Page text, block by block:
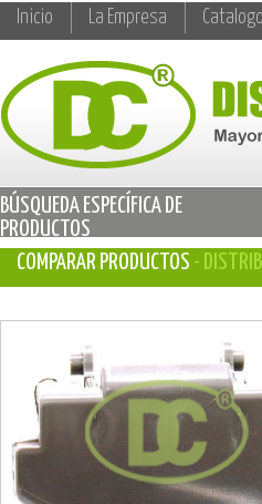
Inicio La Empresa
BÚSQUEDA ESPECÍFICA DE
PRODUCTOS
COMPARAR PRODUCTOS -